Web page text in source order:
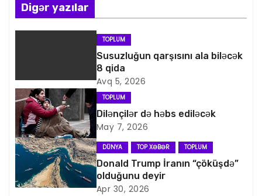
n
a
i
q
a
s
i
Digər yazılar
TOPLUM
Susuzluğun qarşısını ala biləcək
8 qida
Avq 5, 2026
TOPLUM
Dilənçilər də həbs ediləcək
May 7, 2026
DÜNYA TOP XƏBƏR TOPLUM
Donald Trump İranın “çöküşdə”
olduğunu deyir
Apr 30, 2026